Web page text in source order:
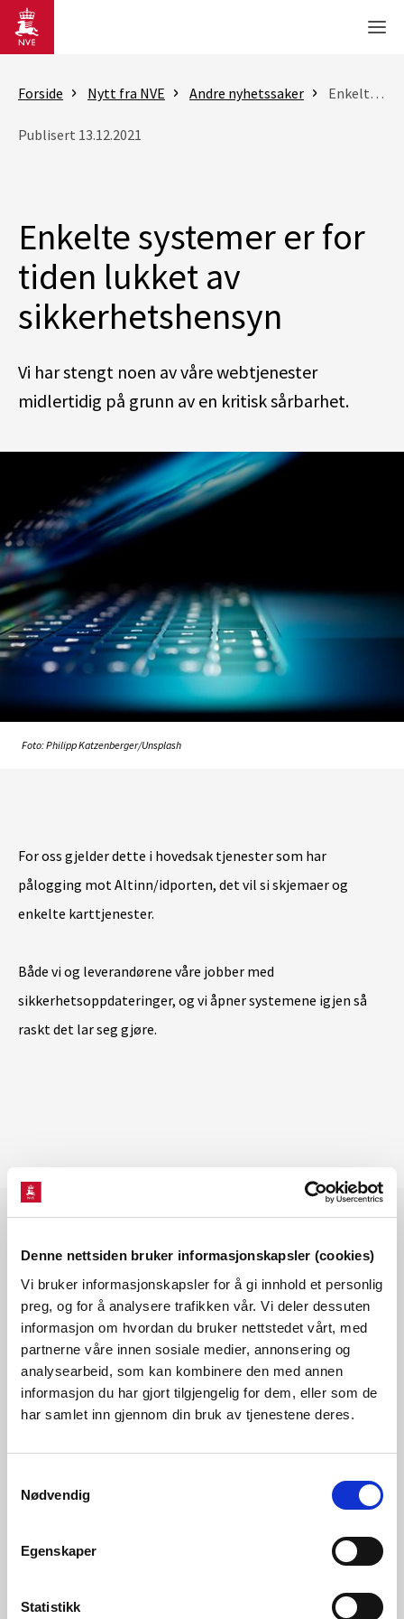
Denne nettsiden bruker informasjonskapsler (cookies)
Vi bruker informasjonskapsler for å gi innhold et personlig
preg, og for å analysere trafikken vår. Vi deler dessuten
informasjon om hvordan du bruker nettstedet vårt, med
partnerne våre innen sosiale medier, annonsering og
analysearbeid, som kan kombinere den med annen
informasjon du har gjort tilgjengelig for dem, eller som de
har samlet inn gjennom din bruk av tjenestene deres.
Nødvendig
Egenskaper
Statistikk
Gå til hovedinnhold
Forside Nytt fra NVE Andre nyhetssaker Enkelte systemer er for tiden lukket av sikkerhetshensyn
Publisert 13.12.2021
Enkelte systemer er for
tiden lukket av
sikkerhetshensyn
Vi har stengt noen av våre webtjenester
midlertidig på grunn av en kritisk sårbarhet.
Foto: Philipp Katzenberger/Unsplash
For oss gjelder dette i hovedsak tjenester som har
pålogging mot Altinn/idporten, det vil si skjemaer og
enkelte karttjenester.
Både vi og leverandørene våre jobber med
sikkerhetsoppdateringer, og vi åpner systemene igjen så
raskt det lar seg gjøre.
Møt NVE på Arendalsuka